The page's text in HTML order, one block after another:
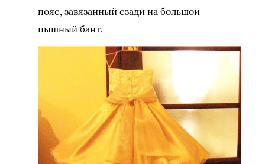
пояс, завязанный сзади на большой
пышный бант.